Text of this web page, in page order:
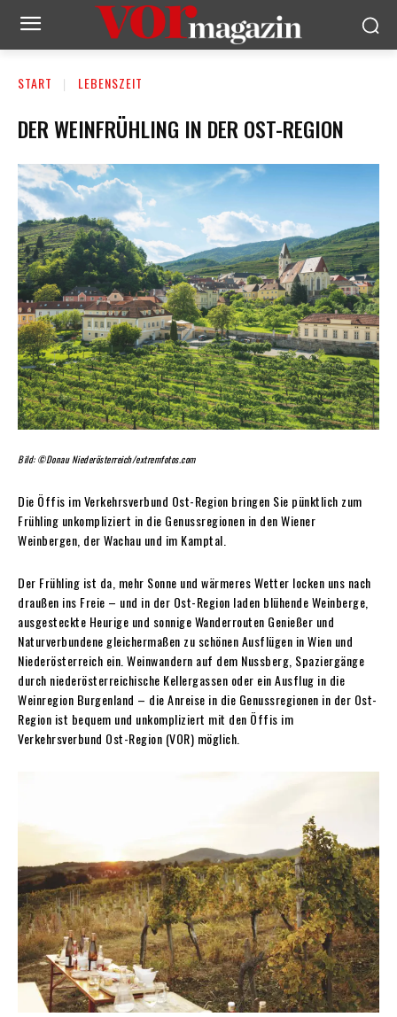
START LEBENSZEIT
DER WEINFRÜHLING IN DER OST-REGION
Bild: ©Donau Niederösterreich/extremfotos.com
Die Öffis im Verkehrsverbund Ost-Region bringen Sie pünktlich zum
Frühling unkompliziert in die Genussregionen in den Wiener
Weinbergen, der Wachau und im Kamptal.
Der Frühling ist da, mehr Sonne und wärmeres Wetter locken uns nach
draußen ins Freie – und in der Ost-Region laden blühende Weinberge,
ausgesteckte Heurige und sonnige Wanderrouten Genießer und
Naturverbundene gleichermaßen zu schönen Ausflügen in Wien und
Niederösterreich ein. Weinwandern auf dem Nussberg, Spaziergänge
durch niederösterreichische Kellergassen oder ein Ausflug in die
Weinregion Burgenland – die Anreise in die Genussregionen in der Ost-
Region ist bequem und unkompliziert mit den Öffis im
Verkehrsverbund Ost-Region (VOR) möglich.